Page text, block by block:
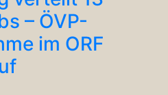
– ÖVP-
im ORF